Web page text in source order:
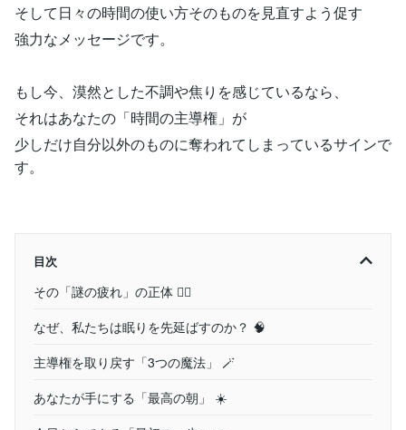
そして日々の時間の使い方そのものを見直すよう促す
強力なメッセージです。
もし今、漠然とした不調や焦りを感じているなら、
それはあなたの「時間の主導権」が
少しだけ自分以外のものに奪われてしまっているサインで
す。
目次
その「謎の疲れ」の正体 😵‍💫
なぜ、私たちは眠りを先延ばすのか？ 🧠
主導権を取り戻す「3つの魔法」 🪄
あなたが手にする「最高の朝」 ☀️